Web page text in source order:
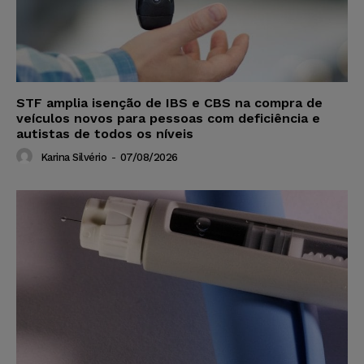
STF amplia isenção de IBS e CBS na compra de
veículos novos para pessoas com deficiência e
autistas de todos os níveis
Karina Silvério - 07/08/2026